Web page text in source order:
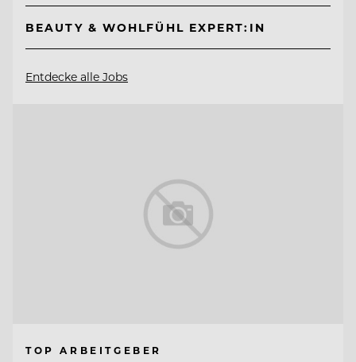
BEAUTY & WOHLFÜHL EXPERT:IN
Entdecke alle Jobs
TOP ARBEITGEBER